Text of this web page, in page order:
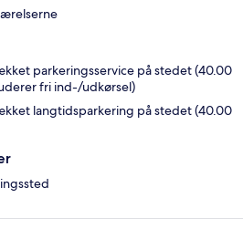
parkeringsservice på stedet (40.00
fri ind-/udkørsel)
langtidsparkering på stedet (40.00